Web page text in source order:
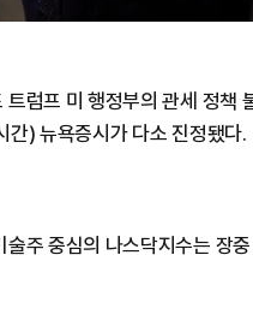
트럼프 미 행정부의 관세 정책
간) 뉴욕증시가 다소 진정됐다.
술주 중심의 나스닥지수는 장